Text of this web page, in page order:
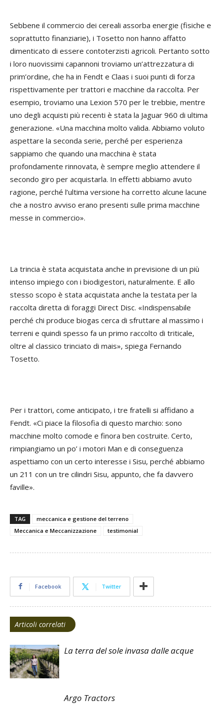
Sebbene il commercio dei cereali assorba energie (fisiche e
soprattutto finanziarie), i Tosetto non hanno affatto
dimenticato di essere contoterzisti agricoli. Pertanto sotto
i loro nuovissimi capannoni troviamo un’attrezzatura di
prim’ordine, che ha in Fendt e Claas i suoi punti di forza
rispettivamente per trattori e macchine da raccolta. Per
esempio, troviamo una Lexion 570 per le trebbie, mentre
uno degli acquisti più recenti è stata la Jaguar 960 di ultima
generazione. «Una macchina molto valida. Abbiamo voluto
aspettare la seconda serie, perché per esperienza
sappiamo che quando una macchina è stata
profondamente rinnovata, è sempre meglio attendere il
secondo giro per acquistarla. In effetti abbiamo avuto
ragione, perché l’ultima versione ha corretto alcune lacune
che a nostro avviso erano presenti sulle prima macchine
messe in commercio».
La trincia è stata acquistata anche in previsione di un più
intenso impiego con i biodigestori, naturalmente. E allo
stesso scopo è stata acquistata anche la testata per la
raccolta diretta di foraggi Direct Disc. «Indispensabile
perché chi produce biogas cerca di sfruttare al massimo i
terreni e quindi spesso fa un primo raccolto di triticale,
oltre al classico trinciato di mais», spiega Fernando
Tosetto.
Per i trattori, come anticipato, i tre fratelli si affidano a
Fendt. «Ci piace la filosofia di questo marchio: sono
macchine molto comode e finora ben costruite. Certo,
rimpiangiamo un po’ i motori Man e di conseguenza
aspettiamo con un certo interesse i Sisu, perché abbiamo
un 211 con un tre cilindri Sisu, appunto, che fa davvero
faville».
TAG
meccanica e gestione del terreno
Meccanica e Meccanizzazione
testimonial
Facebook Twitter
Articoli correlati
La terra del sole invasa dalle acque
Argo Tractors